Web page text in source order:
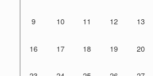
9 10 11 12 13
16 17 18 19 20